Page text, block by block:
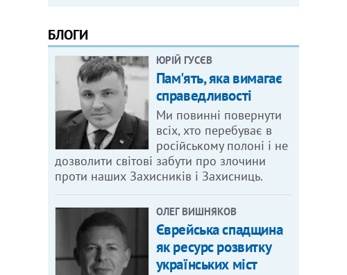
БЛОГИ
ЮРІЙ ГУСЄВ
Пам'ять, яка вимагає
справедливості
Ми повинні повернути
всіх, хто перебуває в
російському полоні і не
дозволити світові забути про злочини
проти наших Захисників і Захисниць.
ОЛЕГ ВИШНЯКОВ
Єврейська спадщина
як ресурс розвитку
українських міст